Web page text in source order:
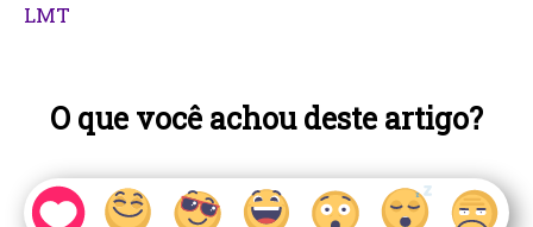
LMT
O que você achou deste artigo?